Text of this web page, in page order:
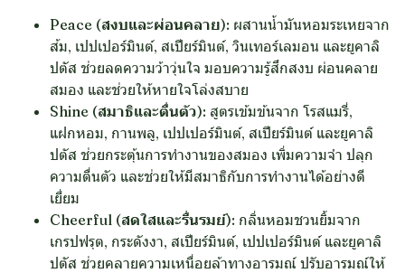
Peace (สงบและผ่อนคลาย): ผสานน้ำมันหอมระเหยจาก
ส้ม, เปปเปอร์มินต์, สเปียร์มินต์, วินเทอร์เลมอน และยูคาลิ
ปตัส ช่วยลดความว้าวุ่นใจ มอบความรู้สึกสงบ ผ่อนคลาย
สมอง และช่วยให้หายใจโล่งสบาย
Shine (สมาธิและตื่นตัว): สูตรเข้มข้นจาก โรสแมรี่,
แฝกหอม, กานพลู, เปปเปอร์มินต์, สเปียร์มินต์ และยูคาลิ
ปตัส ช่วยกระตุ้นการทำงานของสมอง เพิ่มความจำ ปลุก
ความตื่นตัว และช่วยให้มีสมาธิกับการทำงานได้อย่างดี
เยี่ยม
Cheerful (สดใสและรื่นรมย์): กลิ่นหอมชวนยิ้มจาก
เกรปฟรุต, กระดังงา, สเปียร์มินต์, เปปเปอร์มินต์ และยูคาลิ
ปตัส ช่วยคลายความเหนื่อยล้าทางอารมณ์ ปรับอารมณ์ให้